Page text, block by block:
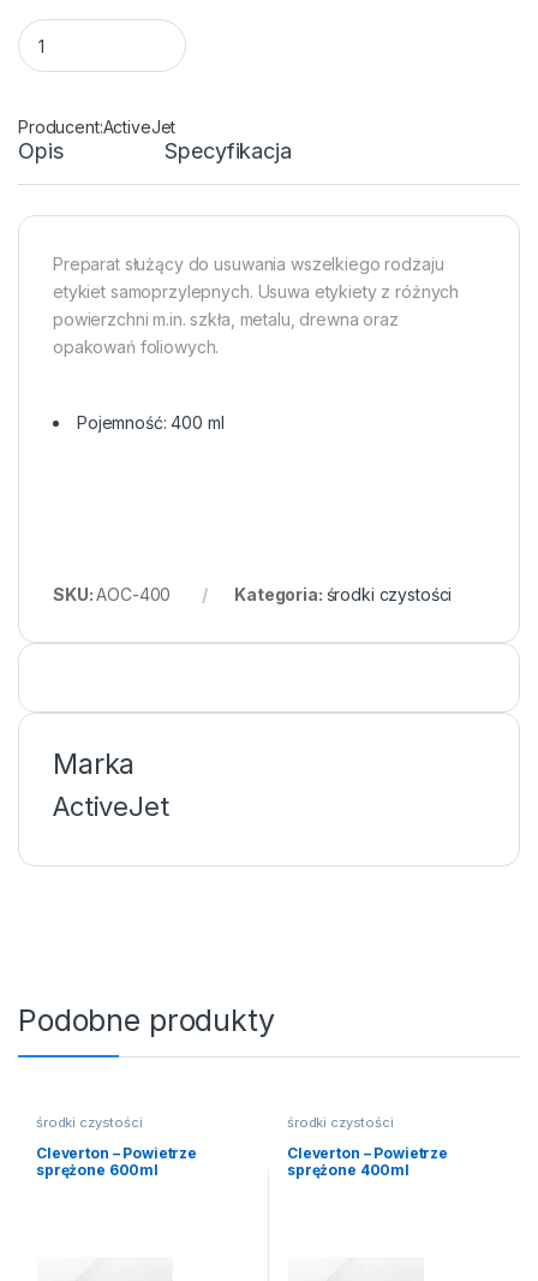
Preparat do usuwania etykiet ActiveJet AOC-400 400ml
ActiveJet
Opis Specyfikacja
Preparat służący do usuwania wszelkiego rodzaju
etykiet samoprzylepnych. Usuwa etykiety z różnych
powierzchni m.in. szkła, metalu, drewna oraz
opakowań foliowych.
Pojemność: 400 ml
SKU:AOC-400 Kategoria: środki czystości
Marka
ActiveJet
Podobne produkty
środki czystości
Cleverton – Powietrze
sprężone 600ml
środki czystości
Cleverton – Powietrze
sprężone 400ml